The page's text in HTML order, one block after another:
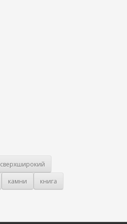
сверхширокий
камни книга